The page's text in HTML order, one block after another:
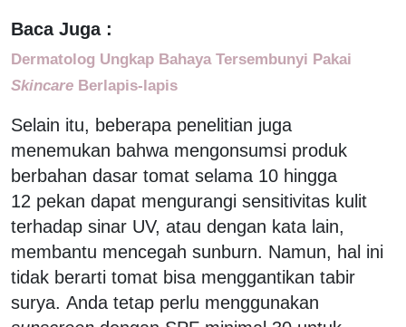
Baca Juga :
Dermatolog Ungkap Bahaya Tersembunyi Pakai
Skincare Berlapis-lapis
Selain itu, beberapa penelitian juga
menemukan bahwa mengonsumsi produk
berbahan dasar tomat selama 10 hingga
12 pekan dapat mengurangi sensitivitas kulit
terhadap sinar UV, atau dengan kata lain,
membantu mencegah sunburn. Namun, hal ini
tidak berarti tomat bisa menggantikan tabir
surya. Anda tetap perlu menggunakan